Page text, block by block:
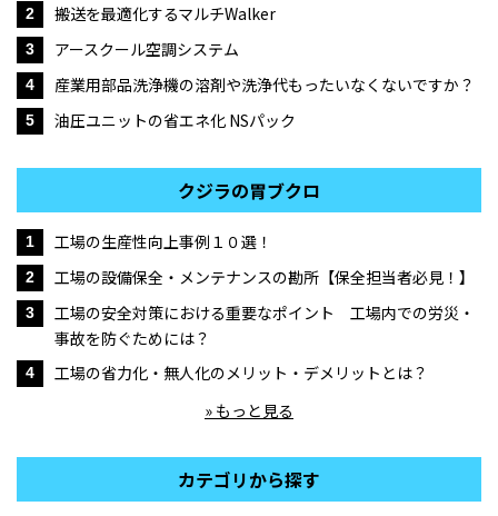
2 搬送を最適化するマルチWalker
3 アースクール空調システム
4 産業用部品洗浄機の溶剤や洗浄代もったいなくないですか？
5 油圧ユニットの省エネ化 NSパック
クジラの胃ブクロ
1 工場の生産性向上事例１０選！
2 工場の設備保全・メンテナンスの勘所【保全担当者必見！】
3
工場の安全対策における重要なポイント 工場内での労災・
事故を防ぐためには？
4
工場の省力化・無人化のメリット・デメリットとは？
» もっと見る
カテゴリから探す